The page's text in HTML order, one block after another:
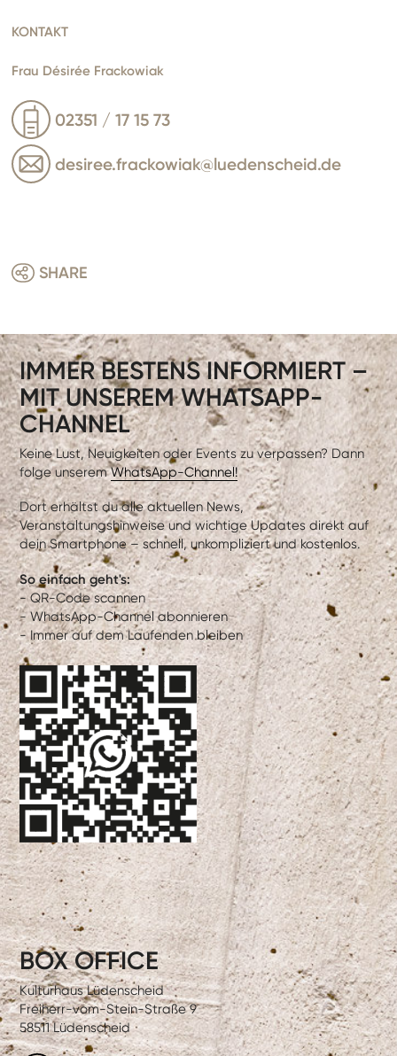
KONTAKT
Frau Désirée Frackowiak
02351 / 17 15 73
desiree.frackowiak@luedenscheid.de
SHARE
IMMER BESTENS INFORMIERT –
MIT UNSEREM WHATSAPP-
CHANNEL
Keine Lust, Neuigkeiten oder Events zu verpassen? Dann
folge unseremWhatsApp-Channel!
Dort erhältst du alle aktuellen News,
Veranstaltungshinweise und wichtige Updates direkt auf
dein Smartphone – schnell, unkompliziert und kostenlos.
So einfach geht's:
- QR-Code scannen
- WhatsApp-Channel abonnieren
- Immer auf dem Laufenden bleiben
BOX OFFICE
Kulturhaus Lüdenscheid
Freiherr-vom-Stein-Straße 9
58511 Lüdenscheid